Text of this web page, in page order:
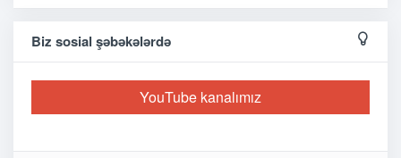
Biz sosial şəbəkələrdə
YouTube kanalımız